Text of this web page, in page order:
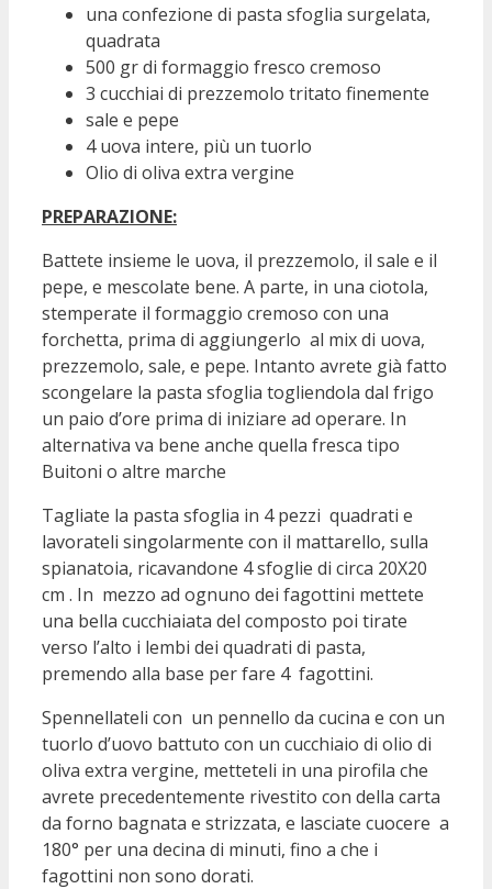
una confezione di pasta sfoglia surgelata,
quadrata
500 gr di formaggio fresco cremoso
3 cucchiai di prezzemolo tritato finemente
sale e pepe
4 uova intere, più un tuorlo
Olio di oliva extra vergine
PREPARAZIONE:
Battete insieme le uova, il prezzemolo, il sale e il
pepe, e mescolate bene. A parte, in una ciotola,
stemperate il formaggio cremoso con una
forchetta, prima di aggiungerlo al mix di uova,
prezzemolo, sale, e pepe. Intanto avrete già fatto
scongelare la pasta sfoglia togliendola dal frigo
un paio d’ore prima di iniziare ad operare. In
alternativa va bene anche quella fresca tipo
Buitoni o altre marche
Tagliate la pasta sfoglia in 4 pezzi quadrati e
lavorateli singolarmente con il mattarello, sulla
spianatoia, ricavandone 4 sfoglie di circa 20X20
cm . In mezzo ad ognuno dei fagottini mettete
una bella cucchiaiata del composto poi tirate
verso l’alto i lembi dei quadrati di pasta,
premendo alla base per fare 4 fagottini.
Spennellateli con un pennello da cucina e con un
tuorlo d’uovo battuto con un cucchiaio di olio di
oliva extra vergine, metteteli in una pirofila che
avrete precedentemente rivestito con della carta
da forno bagnata e strizzata, e lasciate cuocere a
180° per una decina di minuti, fino a che i
fagottini non sono dorati.